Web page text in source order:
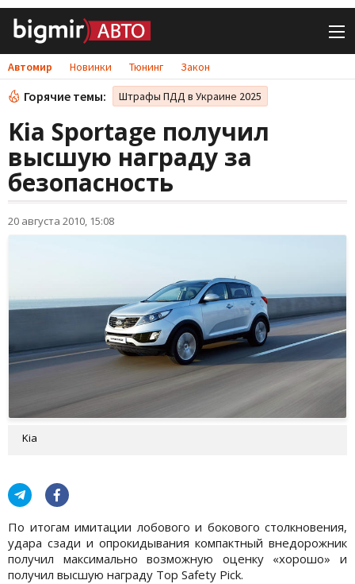
Автомир Новинки Тюнинг Закон
Горячие темы: Штрафы ПДД в Украине 2025
Kia Sportage получил
высшую награду за
безопасность
20 августа 2010, 15:08
Kia
По итогам имитации лобового и бокового столкновения,
удара сзади и опрокидывания компактный внедорожник
получил максимально возможную оценку «хорошо» и
получил высшую награду Top Safety Pick.